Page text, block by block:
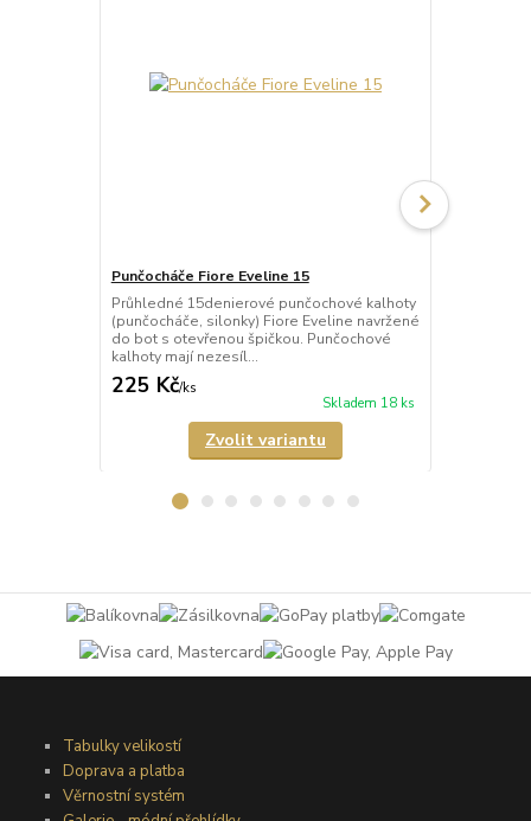
Punčocháče Fiore Eveline 15
Průhledné 15denierové punčochové kalhoty
(punčocháče, silonky) Fiore Eveline navržené
do bot s otevřenou špičkou. Punčochové
kalhoty mají nezesíl...
225 Kč/ks
Skladem 18 ks
Zvolit variantu
Tabulky velikostí
Doprava a platba
Věrnostní systém